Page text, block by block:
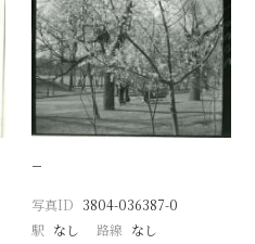
−
写真ID 3804-036387-0
駅 なし 路線 なし